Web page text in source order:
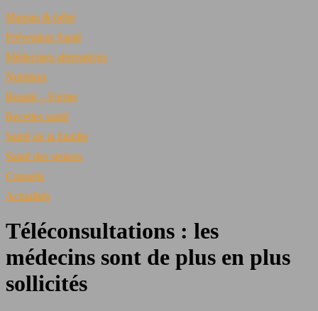
Maman & bébé
Prévention Santé
Médecines alternatives
Nutrition
Beauté – Forme
Recettes santé
Santé de la famille
Santé des seniors
Conseils
Actualités
Téléconsultations : les
médecins sont de plus en plus
sollicités